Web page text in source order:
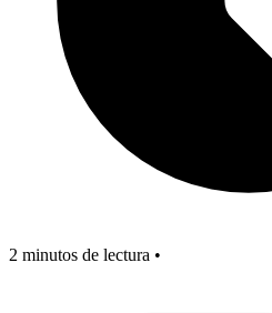
2 minutos de lectura •